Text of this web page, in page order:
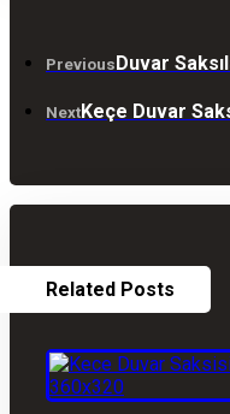
PreviousDuvar
Next Keçe Duvar
Related Posts